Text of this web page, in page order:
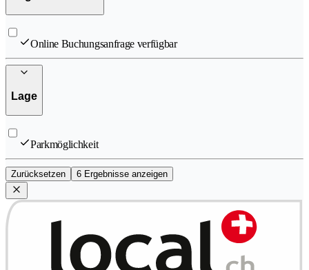
Online Buchungsanfrage verfügbar
Lage
Parkmöglichkeit
Zurücksetzen 6 Ergebnisse anzeigen